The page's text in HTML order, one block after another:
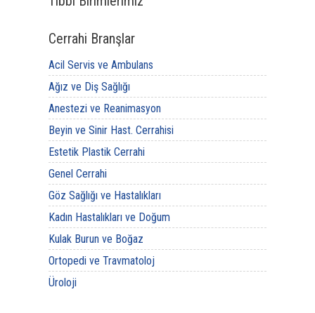
Cerrahi Branşlar
Acil Servis ve Ambulans
Ağız ve Diş Sağlığı
Anestezi ve Reanimasyon
Beyin ve Sinir Hast. Cerrahisi
Estetik Plastik Cerrahi
Genel Cerrahi
Göz Sağlığı ve Hastalıkları
Kadın Hastalıkları ve Doğum
Kulak Burun ve Boğaz
Ortopedi ve Travmatoloj
Üroloji